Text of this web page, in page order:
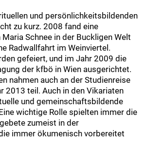
und persönlichkeitsbildenden
zu kurz. 2008 fand eine
Schnee in der Buckligen Welt
Radwallfahrt im Weinviertel.
gefeiert, und im Jahr 2009 die
der kfbö in Wien ausgerichtet.
nahmen auch an der Studienreise
2013 teil. Auch in den Vikariaten
und gemeinschaftsbildende
wichtige Rolle spielten immer die
zumeist in der
immer ökumenisch vorbereitet